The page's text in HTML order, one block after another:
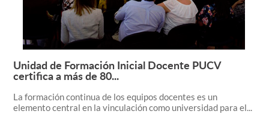
Leer más +
Unidad de Formación Inicial Docente PUCV
certifica a más de 80...
La formación continua de los equipos docentes es un
elemento central en la vinculación como universidad para el...